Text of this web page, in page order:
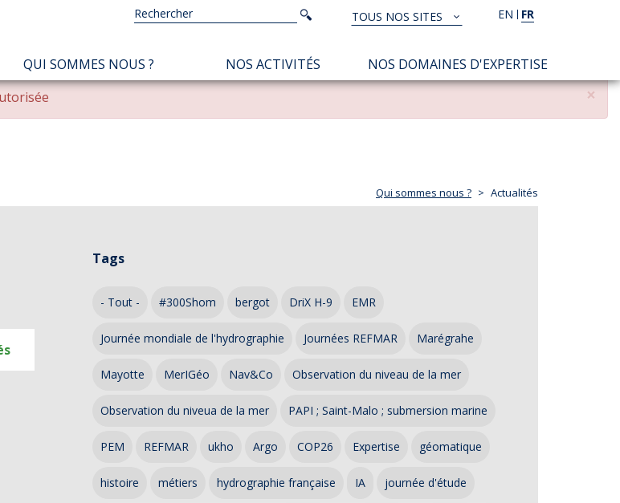
EN FR
TOUS
NOS
SITES
TOUS NOS SITES
Rechercher
Rechercher
NAVIGATION
QUI SOMMES NOUS ? NOS ACTIVITÉS NOS DOMAINES D'EXPERTISE
×
Qui sommes nous ? Actualités
Tags
- Tout - #300Shom bergot DriX H-9 EMR
Journée mondiale de l'hydrographie Journées REFMAR Marégrahe
Mayotte MerIGéo Nav&Co Observation du niveau de la mer
Observation du niveua de la mer PAPI ; Saint-Malo ; submersion marine
PEM REFMAR ukho Argo COP26 Expertise géomatique
histoire métiers hydrographie française IA journée d'étude